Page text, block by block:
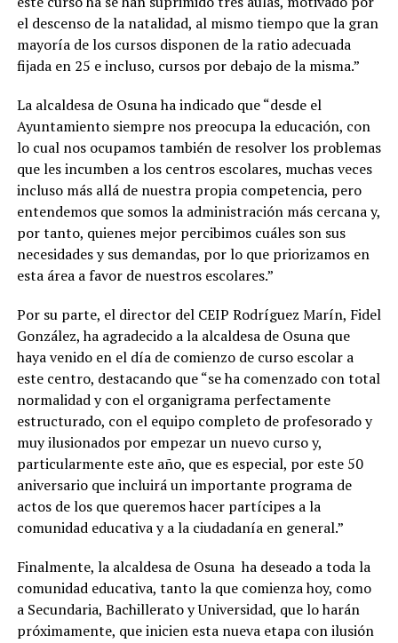
el descenso de la natalidad, al mismo tiempo que la gran
mayoría de los cursos disponen de la ratio adecuada
fijada en 25 e incluso, cursos por debajo de la misma.”
La alcaldesa de Osuna ha indicado que “desde el
Ayuntamiento siempre nos preocupa la educación, con
lo cual nos ocupamos también de resolver los problemas
que les incumben a los centros escolares, muchas veces
incluso más allá de nuestra propia competencia, pero
entendemos que somos la administración más cercana y,
por tanto, quienes mejor percibimos cuáles son sus
necesidades y sus demandas, por lo que priorizamos en
esta área a favor de nuestros escolares.”
Por su parte, el director del CEIP Rodríguez Marín, Fidel
González, ha agradecido a la alcaldesa de Osuna que
haya venido en el día de comienzo de curso escolar a
este centro, destacando que “se ha comenzado con total
normalidad y con el organigrama perfectamente
estructurado, con el equipo completo de profesorado y
muy ilusionados por empezar un nuevo curso y,
particularmente este año, que es especial, por este 50
aniversario que incluirá un importante programa de
actos de los que queremos hacer partícipes a la
comunidad educativa y a la ciudadanía en general.”
Finalmente, la alcaldesa de Osuna ha deseado a toda la
comunidad educativa, tanto la que comienza hoy, como
a Secundaria, Bachillerato y Universidad, que lo harán
próximamente, que inicien esta nueva etapa con ilusión